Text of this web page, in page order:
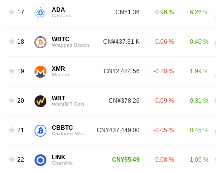
17 ADA
Cardano CN¥1.36 0.96 % 6.26 %
18 WBTC
Wrapped Bitcoin CN¥437.31 K -0.06 % 0.40 %
19 XMR
Monero CN¥2,484.56 -0.20 % 1.99 %
20 WBT
WhiteBIT Coin CN¥378.26 -0.09 % 0.31 %
21 CBBTC CN¥437,449.00 -0.05 % 0.45 %
22 LINK
Chainlink CN¥55.49 -0.08 % 1.06 %